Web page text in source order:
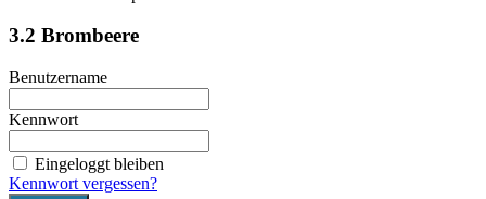
3.2 Brombeere
Benutzername
Kennwort
Eingeloggt bleiben
Kennwort vergessen?